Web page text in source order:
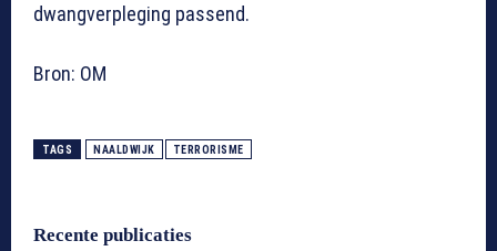
dwangverpleging passend.
Bron: OM
TAGS NAALDWIJK TERRORISME
Recente publicaties